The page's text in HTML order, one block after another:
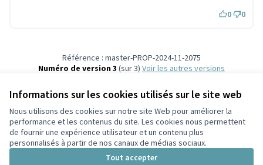
Informations sur les cookies utilisés sur le site web
Nous utilisons des cookies sur notre site Web pour améliorer la
performance et les contenus du site. Les cookies nous permettent
de fournir une expérience utilisateur et un contenu plus
personnalisés à partir de nos canaux de médias sociaux.
Tout accepter
0 0
Référence : master-PROP-2024-11-2075
Numéro de version 3 (sur 3)
voir les autres versions
Conditions d'utilisation
Paramètres des cookies
Participez Villeurbanne sur X
(Lien externe)
Participez Villeurbanne sur Facebook
Participez Villeurbanne sur Instagram
Participez Villeurbanne sur YouTube
(Lien externe)